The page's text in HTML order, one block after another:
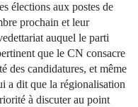
élections aux postes de
prochain et leur
auquel le parti
que le CN consacre
des candidatures, et même
a dit que la régionalisation
à discuter au point